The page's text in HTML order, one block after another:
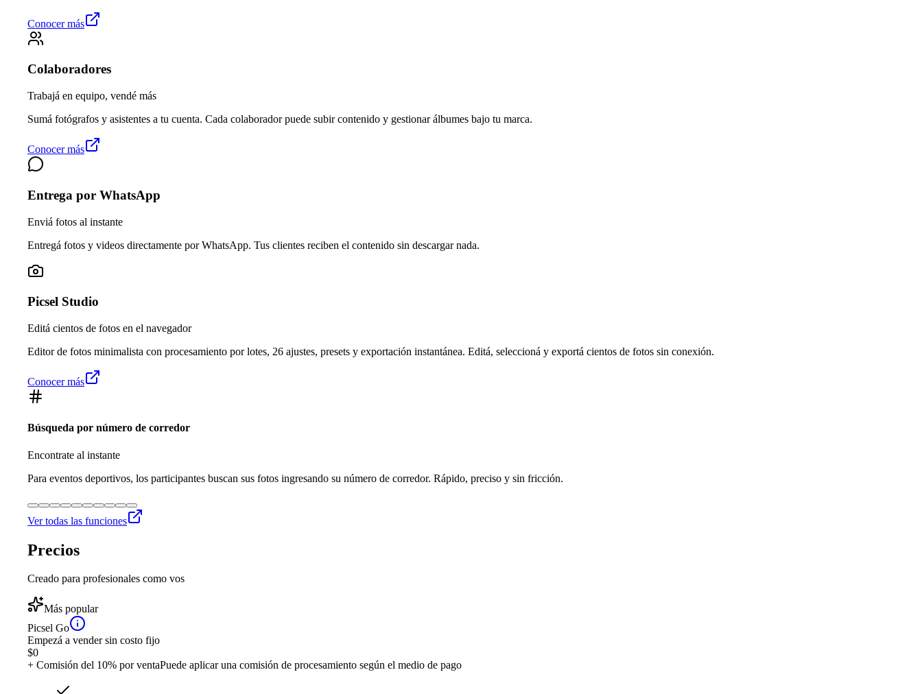
Conocer más
Colaboradores
Trabajá en equipo, vendé más
Sumá fotógrafos y asistentes a tu cuenta. Cada colaborador puede subir contenido y gestionar álbumes bajo tu marca.
Conocer más
Entrega por WhatsApp
Enviá fotos al instante
Entregá fotos y videos directamente por WhatsApp. Tus clientes reciben el contenido sin descargar nada.
Picsel Studio
Editá cientos de fotos en el navegador
Editor de fotos minimalista con procesamiento por lotes, 26 ajustes, presets y exportación instantánea. Editá, seleccioná y exportá cientos de fotos sin conexión.
Conocer más
Búsqueda por número de corredor
Encontrate al instante
Para eventos deportivos, los participantes buscan sus fotos ingresando su número de corredor. Rápido, preciso y sin fricción.
Ver todas las funciones
Precios
Creado para profesionales como vos
Más popular
Picsel Go
Empezá a vender sin costo fijo
$0
+ Comisión del 10% por ventaPuede aplicar una comisión de procesamiento según el medio de pago